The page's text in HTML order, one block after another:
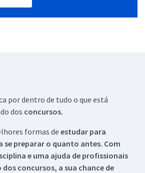
por dentro de tudo o que está
dos concursos.
formas de estudar para
se preparar o quanto antes. Com
e uma ajuda de profissionais
dos concursos, a sua chance de